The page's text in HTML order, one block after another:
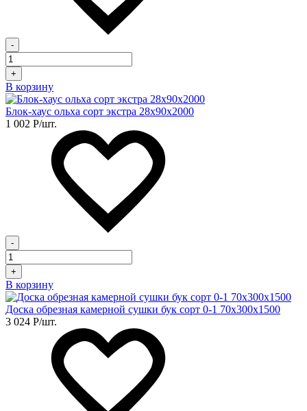
-
+
В корзину
Блок-хаус ольха сорт экстра 28х90х2000
1 002 Р/шт.
-
+
В корзину
Доска обрезная камерной сушки бук сорт 0-1 70х300х1500
3 024 Р/шт.